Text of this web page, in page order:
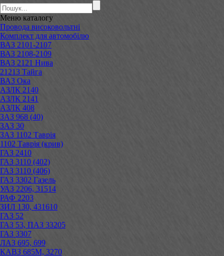
Меню каталогу
Провода високовольтні
Комплект для автомобілю
ВАЗ 2101-2107
ВАЗ 2108-2109
ВАЗ 2121 Нива
21213 Тайга
ВАЗ Ока
АЗЛК 2140
АЗЛК 2141
АЗЛК 408
ЗАЗ 968 (40)
ЗАЗ 30
ЗАЗ 1102 Таврія
1102 Таврія (крив)
ГАЗ 2410
ГАЗ 3110 (402)
ГАЗ 3110 (406)
ГАЗ 3302 Газель
УАЗ 2206, 31514
РАФ 2203
ЗИЛ 130, 431610
ГАЗ 52
ГАЗ 53, ПАЗ 33205
ГАЗ 3307
ЛАЗ 695, 699
КАВЗ 685М, 3270